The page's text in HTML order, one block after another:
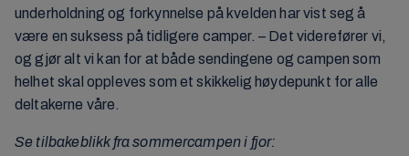
underholdning og forkynnelse på kvelden har vist seg å
være en suksess på tidligere camper. – Det viderefører vi,
og gjør alt vi kan for at både sendingene og campen som
helhet skal oppleves som et skikkelig høydepunkt for alle
deltakerne våre.
Se tilbakeblikk fra sommercampen i fjor: